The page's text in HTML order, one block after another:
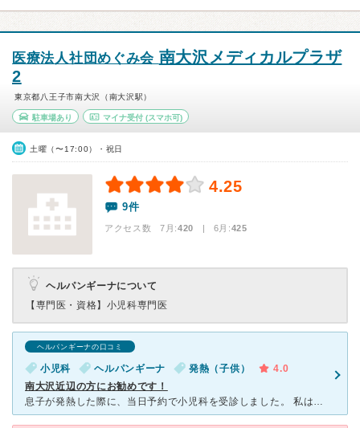
医療法人社団めぐみ会 南大沢メディカルプラザ
2
東京都八王子市南大沢（南大沢駅）
駐車場あり マイナ受付(スマホ可)
土曜（〜17:00）・祝日
4.25
9件
アクセス数 7月:420 | 6月:425
ヘルパンギーナについて
【専門医・資格】 小児科専門医
ヘルパンギーナの口コミ
小児科 ヘルパンギーナ 発熱（子供）
4.0
南大沢近辺の方にお勧めです！
息子が発熱した際に、当日予約で小児科を受診しました。 私は初診だったので、先生の指定はしませんでしたが、 希望の先生がいる場合は予約時に先生の希望も出せるのは 続けて受診する場合にはいいなと感じ